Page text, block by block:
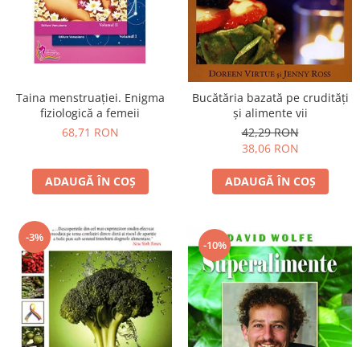
Vindecare
Povestiri
Relații de cuplu
Psihologie practică
Sexualitate
Seria Masaru Emoto
Îngeri
Vindecare spirituală
Viaţa de după moarte
Cristale
Supă de pui pentru suflet
Taina menstruației. Enigma
fiziologică a femeii
68,71 RON
ADAUGĂ ÎN COȘ
Bucătăria bazată pe crudităţi
şi alimente vii
42,29 RON
38,06 RON
ADAUGĂ ÎN COȘ
-3%
-10%